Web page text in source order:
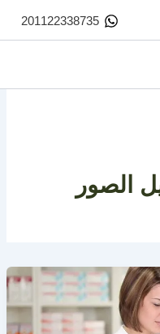
201122338735
الصور